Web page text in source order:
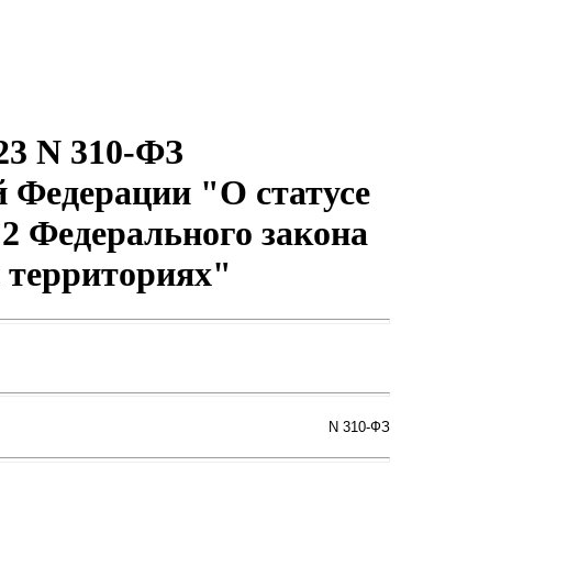
N 310-ФЗ
Федерации "О статусе
Федерального закона
N 310-ФЗ